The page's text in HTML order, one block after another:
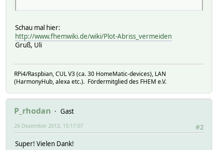
Schau mal hier:
http://www.fhemwiki.de/wiki/Plot-Abriss_vermeiden
Gruß, Uli
RPi4/Raspbian, CUL V3 (ca. 30 HomeMatic-devices), LAN
(HarmonyHub, alexa etc.). Fördermitglied des FHEM e.V.
P_rhodan
Gast
#2
26 Dezember 2012, 15:17:07
Super! Vielen Dank!